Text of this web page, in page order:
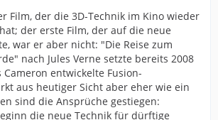
Film, der die 3D-Technik im Kino wieder
der erste Film, der auf die neue
war er aber nicht: "Die Reise zum
nach Jules Verne setzte bereits 2008
Cameron entwickelte Fusion-
aus heutiger Sicht aber eher wie ein
sind die Ansprüche gestiegen:
die neue Technik für dürftige